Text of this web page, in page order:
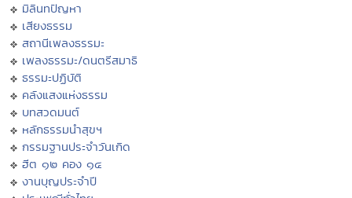
มิลินทปัญหา
เสียงธรรม
สถานีเพลงธรรมะ
เพลงธรรมะ/ดนตรีสมาธิ
ธรรมะปฏิบัติ
คลังแสงแห่งธรรม
บทสวดมนต์
หลักธรรมนำสุขฯ
กรรมฐานประจำวันเกิด
ฮีต ๑๒ คอง ๑๔
งานบุญประจำปี